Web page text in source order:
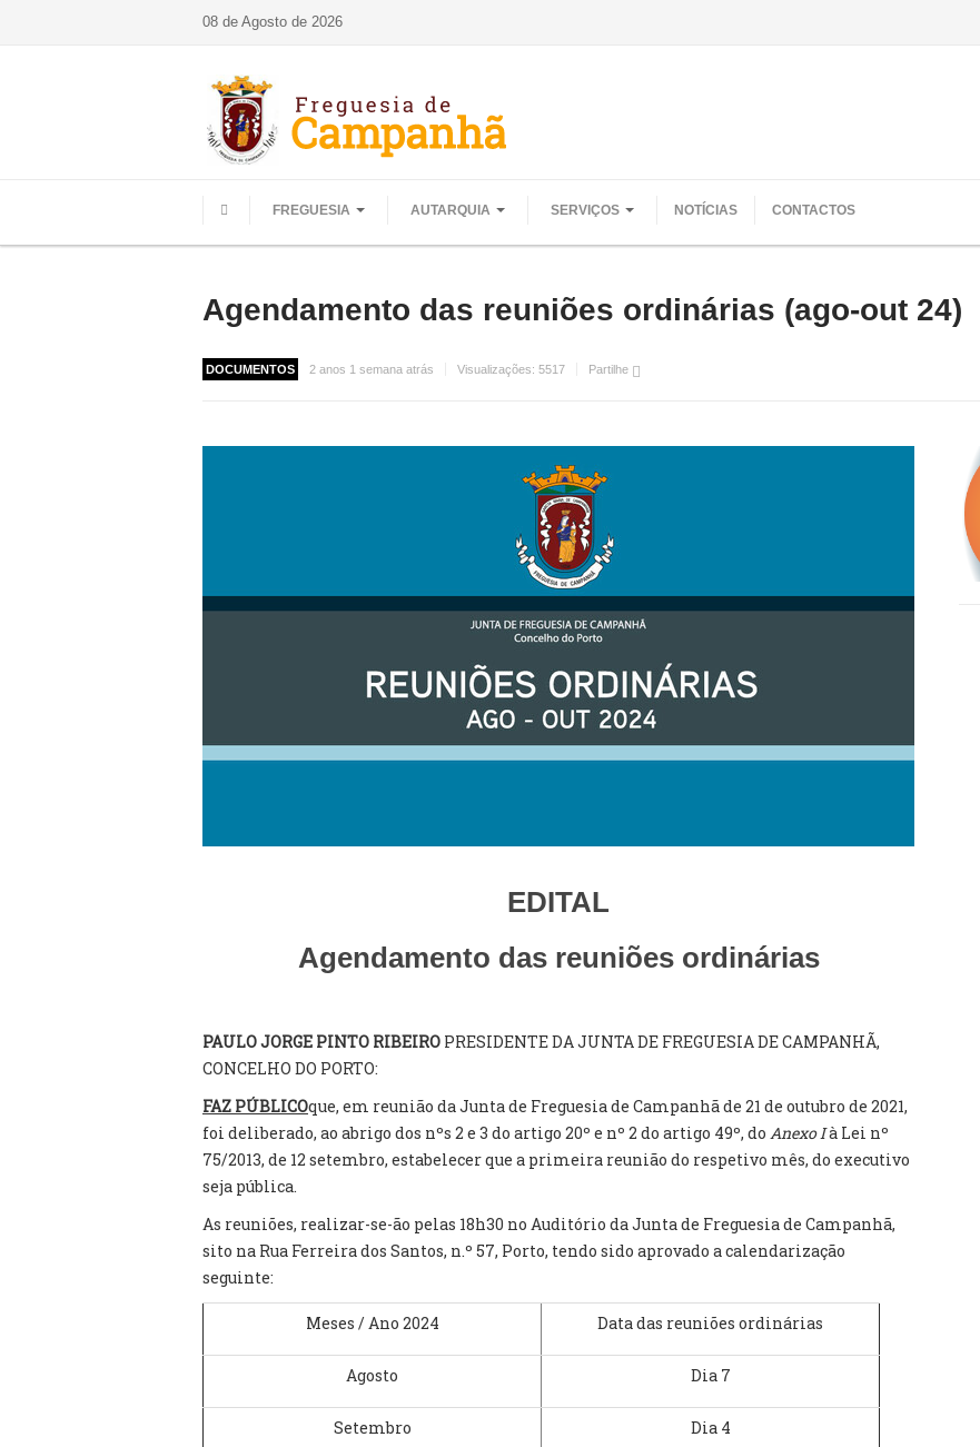
08 de Agosto de 2026
FREGUESIA AUTARQUIA SERVIÇOS NOTÍCIAS CONTACTOS
Agendamento das reuniões ordinárias (ago-out 24)
DOCUMENTOS 2 anos 1 semana atrás Visualizações: 5517 Partilhe
EDITAL
Agendamento das reuniões ordinárias
PAULO JORGE PINTO RIBEIRO PRESIDENTE DA JUNTA DE FREGUESIA DE CAMPANHÃ,
CONCELHO DO PORTO:
FAZ PÚBLICOque, em reunião da Junta de Freguesia de Campanhã de 21 de outubro de 2021,
foi deliberado, ao abrigo dos nºs 2 e 3 do artigo 20º e nº 2 do artigo 49º, do Anexo Ià Lei nº
75/2013, de 12 setembro, estabelecer que a primeira reunião do respetivo mês, do executivo
seja pública.
As reuniões, realizar-se-ão pelas 18h30 no Auditório da Junta de Freguesia de Campanhã,
sito na Rua Ferreira dos Santos, n.º 57, Porto, tendo sido aprovado a calendarização
seguinte:
Meses / Ano 2024 Data das reuniões ordinárias
Agosto Dia 7
Setembro Dia 4